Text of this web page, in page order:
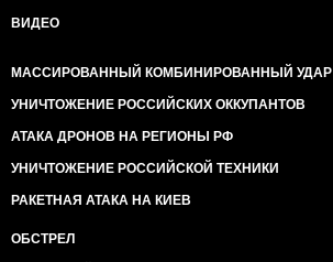
ВИДЕО
МАССИРОВАННЫЙ КОМБИНИРОВАННЫЙ УДАР
УНИЧТОЖЕНИЕ РОССИЙСКИХ ОККУПАНТОВ
АТАКА ДРОНОВ НА РЕГИОНЫ РФ
УНИЧТОЖЕНИЕ РОССИЙСКОЙ ТЕХНИКИ
РАКЕТНАЯ АТАКА НА КИЕВ
ОБСТРЕЛ